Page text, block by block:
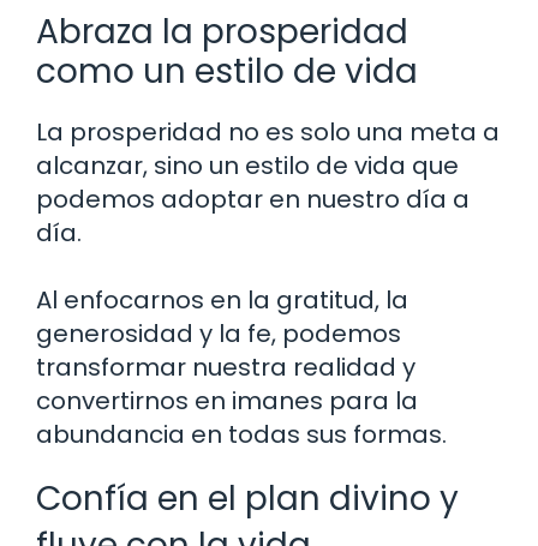
Abraza la prosperidad
como un estilo de vida
La prosperidad no es solo una meta a
alcanzar, sino un estilo de vida que
podemos adoptar en nuestro día a
día.
Al enfocarnos en la gratitud, la
generosidad y la fe, podemos
transformar nuestra realidad y
convertirnos en imanes para la
abundancia en todas sus formas.
Confía en el plan divino y